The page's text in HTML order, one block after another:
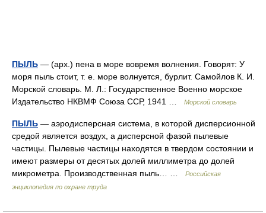
ПЫЛЬ — (арх.) пена в море вовремя волнения. Говорят: У
моря пыль стоит, т. е. море волнуется, бурлит. Самойлов К. И.
Морской словарь. М. Л.: Государственное Военно морское
Издательство НКВМФ Союза ССР, 1941 …
Морской словарь
ПЫЛЬ — аэродисперсная система, в которой дисперсионной
средой является воздух, а дисперсной фазой пылевые
частицы. Пылевые частицы находятся в твердом состоянии и
имеют размеры от десятых долей миллиметра до долей
микрометра. Производственная пыль… …
Российская
энциклопедия по охране труда